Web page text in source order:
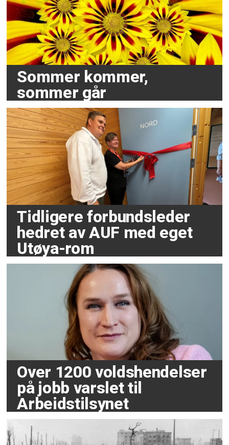
Sommer kommer,
sommer går
Tidligere forbundsleder
hedret av AUF med eget
Utøya-rom
Over 1200 voldshendelser
på jobb varslet til
Arbeidstilsynet